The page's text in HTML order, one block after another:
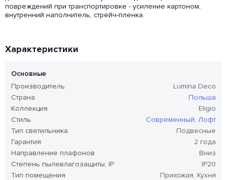
повреждений при транспортировке - усиление картоном,
внутренний наполнитель, стрейч-пленка.
Характеристики
Основные
Производитель
Lumina Deco
Страна
Польша
Коллекция
Eligio
Стиль
Современный, Лофт
Тип светильника
Подвесные
Гарантия
2 года
Направление плафонов
Вниз
Степень пылевлагозащиты, IP
IP20
Тип помещения
Прихожая, Кухня